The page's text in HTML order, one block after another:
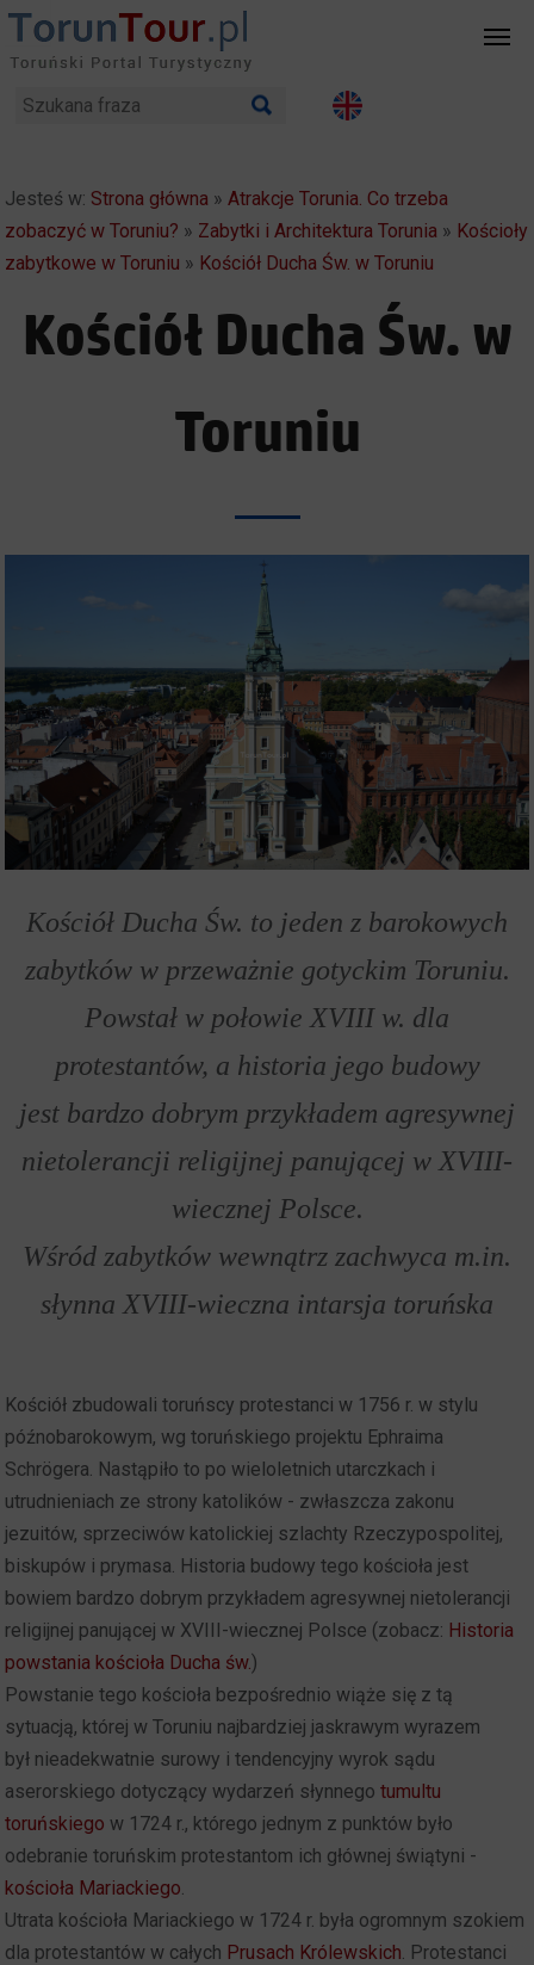
Jesteś w: Strona główna »Atrakcje Torunia. Co trzeba
zobaczyć w Toruniu? » Zabytki i Architektura Torunia » Kościoły
zabytkowe w Toruniu » Kościół Ducha Św. w Toruniu
Kościół Ducha Św. w
Toruniu
Kościół Ducha Św. to jeden z barokowych
zabytków w przeważnie gotyckim Toruniu.
Powstał w połowie XVIII w. dla
protestantów, a historia jego budowy
jest bardzo dobrym przykładem agresywnej
nietolerancji religijnej panującej w XVIII-
wiecznej Polsce.
Wśród zabytków wewnątrz zachwyca m.in.
słynna XVIII-wieczna intarsja toruńska
Kościół zbudowali toruńscy protestanci w 1756 r. w stylu
późnobarokowym, wg toruńskiego projektu Ephraima
Schrögera. Nastąpiło to po wieloletnich utarczkach i
utrudnieniach ze strony katolików - zwłaszcza zakonu
jezuitów, sprzeciwów katolickiej szlachty Rzeczypospolitej,
biskupów i prymasa. Historia budowy tego kościoła jest
bowiem bardzo dobrym przykładem agresywnej nietolerancji
religijnej panującej w XVIII-wiecznej Polsce (zobacz: Historia
powstania kościoła Ducha św.)
Powstanie tego kościoła bezpośrednio wiąże się z tą
sytuacją, której w Toruniu najbardziej jaskrawym wyrazem
był nieadekwatnie surowy i tendencyjny wyrok sądu
aserorskiego dotyczący wydarzeń słynnegotumultu
toruńskiego w 1724 r., którego jednym z punktów było
odebranie toruńskim protestantom ich głównej świątyni -
kościoła Mariackiego
Utrata kościoła Mariackiego w 1724 r. była ogromnym szokiem
dla protestantów w całych Prusach Królewskich . Protestanci